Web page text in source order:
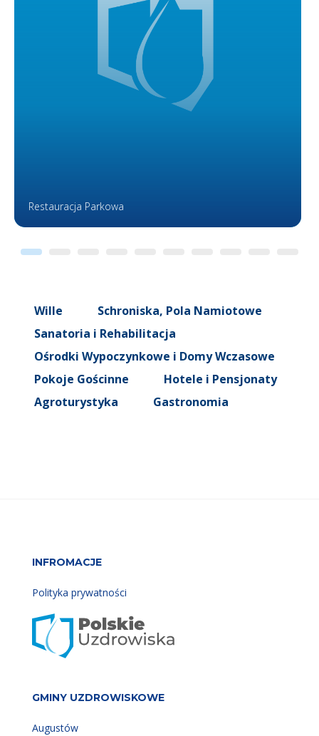
Restauracja Parkowa
Wille
Schroniska, Pola Namiotowe
Sanatoria i Rehabilitacja
Ośrodki Wypoczynkowe i Domy Wczasowe
Pokoje Gościnne
Hotele i Pensjonaty
Agroturystyka
Gastronomia
INFROMACJE
Polityka prywatności
GMINY UZDROWISKOWE
Augustów